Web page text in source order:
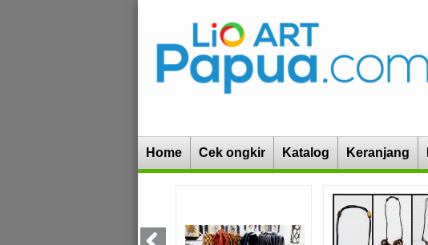
Home Cek ongkir Katalog Keranjang